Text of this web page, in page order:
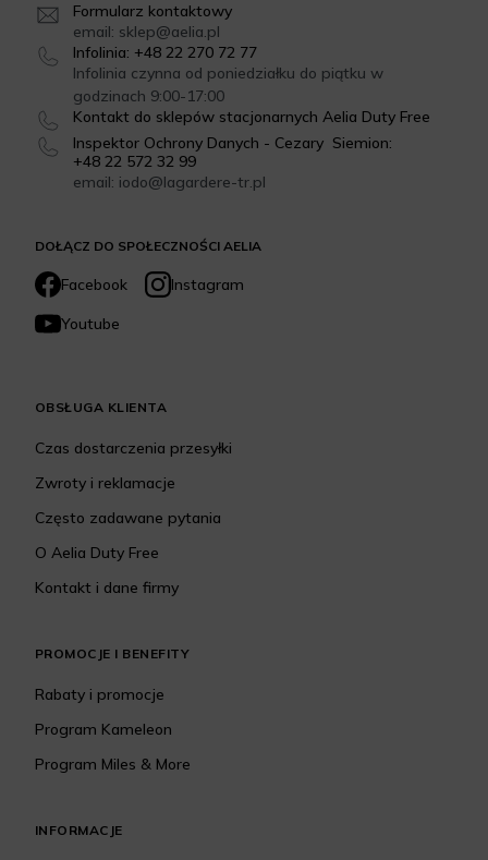
DOŁĄCZ DO SPOŁECZNOŚCI AELIA
Facebook
Instagram
Youtube
Formularz kontaktowy
email: sklep@aelia.pl
Infolinia: +48 22 270 72 77
Infolinia czynna od poniedziałku do piątku w
godzinach 9:00-17:00
Kontakt do sklepów stacjonarnych Aelia Duty Free
Inspektor Ochrony Danych - Cezary Siemion:
+48 22 572 32 99
email: iodo@lagardere-tr.pl
OBSŁUGA KLIENTA
Czas dostarczenia przesyłki
Zwroty i reklamacje
Często zadawane pytania
O Aelia Duty Free
Kontakt i dane firmy
PROMOCJE I BENEFITY
Rabaty i promocje
Program Kameleon
Program Miles & More
INFORMACJE